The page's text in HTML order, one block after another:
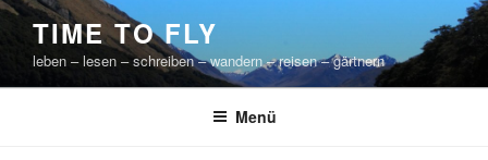
Zum
springen
TIME TO FLY
leben – lesen – schreiben – wandern – reisen – gärtnern
Menü